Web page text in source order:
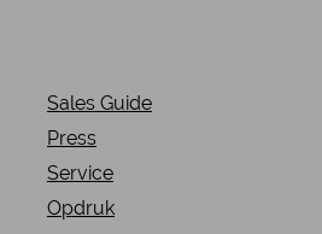
Sales Guide
Press
Service
Opdruk